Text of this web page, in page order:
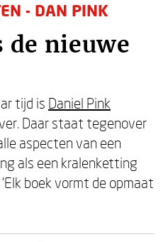
- DAN PINK
de nieuwe
tijd is Daniel Pink
Daar staat tegenover
aspecten van een
als een kralenketting
boek vormt de opmaat